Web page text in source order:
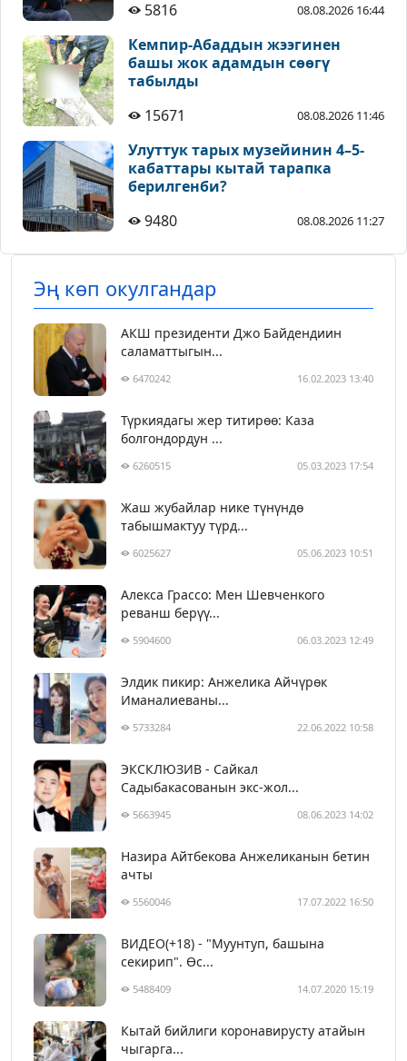
5816 08.08.2026 16:44
Кемпир-Абаддын жээгинен
башы жок адамдын сөөгү
табылды
15671
08.08.2026 11:46
Улуттук тарых музейинин 4–5-
кабаттары кытай тарапка
берилгенби?
9480
08.08.2026 11:27
Эң көп окулгандар
АКШ президенти Джо Байдендиин
саламаттыгын...
6470242 16.02.2023 13:40
Түркиядагы жер титирөө: Каза
болгондордун ...
6260515 05.03.2023 17:54
Жаш жубайлар нике түнүндө
табышмактуу түрд...
6025627 05.06.2023 10:51
Алекса Грассо: Мен Шевченкого
реванш берүү...
5904600 06.03.2023 12:49
Элдик пикир: Анжелика Айчүрөк
Иманалиеваны...
5733284 22.06.2022 10:58
ЭКСКЛЮЗИВ - Сайкал
Садыбакасованын экс-жол...
5663945 08.06.2023 14:02
Назира Айтбекова Анжеликанын бетин
ачты
5560046 17.07.2022 16:50
ВИДЕО(+18) - "Муунтуп, башына
секирип". Өс...
5488409 14.07.2020 15:19
Кытай бийлиги коронавирусту атайын
чыгарга...